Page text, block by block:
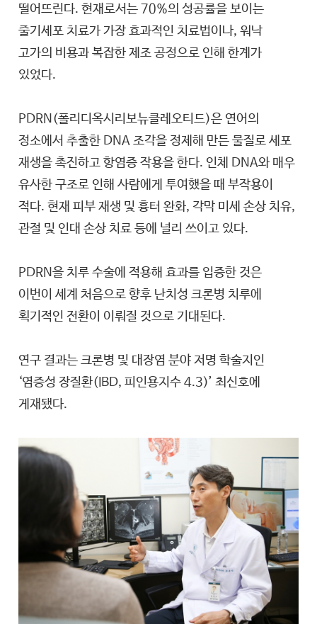
떨어뜨린다. 현재로서는 70%의 성공률을 보이는
줄기세포 치료가 가장 효과적인 치료법이나, 워낙
고가의 비용과 복잡한 제조 공정으로 인해 한계가
있었다.
PDRN(폴리디옥시리보뉴클레오티드)은 연어의
정소에서 추출한 DNA 조각을 정제해 만든 물질로 세포
재생을 촉진하고 항염증 작용을 한다. 인체 DNA와 매우
유사한 구조로 인해 사람에게 투여했을 때 부작용이
적다. 현재 피부 재생 및 흉터 완화, 각막 미세 손상 치유,
관절 및 인대 손상 치료 등에 널리 쓰이고 있다.
PDRN을 치루 수술에 적용해 효과를 입증한 것은
이번이 세계 처음으로 향후 난치성 크론병 치루에
획기적인 전환이 이뤄질 것으로 기대된다.
연구 결과는 크론병 및 대장염 분야 저명 학술지인
‘염증성 장질환(IBD, 피인용지수 4.3)’ 최신호에
게재됐다.